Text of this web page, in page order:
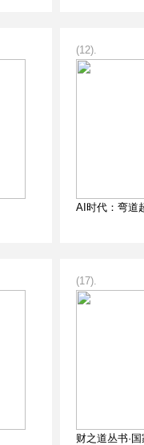
(12).
AI时代：弯道
(17).
财之道丛书·